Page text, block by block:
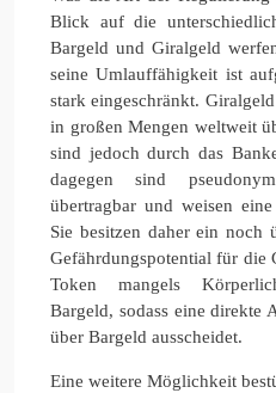
Blick auf die
Bargeld und Giralgeld
seine Umlauffähigkeit ist
stark eingeschränkt.
in großen Mengen weltweit
sind jedoch durch das
dagegen sind
übertragbar und weisen
Sie besitzen daher ein noch
Gefährdungspotential für die
Token mangels
Bargeld, sodass eine direkte
über Bargeld ausscheidet.
Eine weitere Möglichkeit